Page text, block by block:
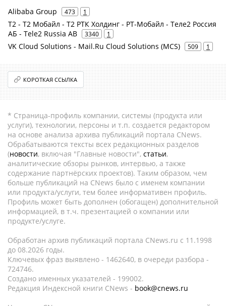
Alibaba Group 473 1
Т2 - Т2 Мобайл - Т2 РТК Холдинг - РТ-Мобайл - Теле2 Россия
АБ - Tele2 Russia AB
3340 1
VK Cloud Solutions - Mail.Ru Cloud Solutions (MCS) 509 1
КОРОТКАЯ ССЫЛКА
* Страница-профиль компании, системы (продукта или
услуги), технологии, персоны и т.п. создается редактором
на основе анализа архива публикаций портала CNews.
Обрабатываются тексты всех редакционных разделов
(новости, включая "Главные новости", статьи,
аналитические обзоры рынков, интервью, а также
содержание партнёрских проектов). Таким образом, чем
больше публикаций на CNews было с именем компании
или продукта/услуги, тем более информативен профиль.
Профиль может быть дополнен (обогащен) дополнительной
информацией, в т.ч. презентацией о компании или
продукте/услуге.
Обработан архив публикаций портала CNews.ru c 11.1998
до 08.2026 годы.
Ключевых фраз выявлено - 1462640, в очереди разбора -
724746.
Создано именных указателей - 199002.
Редакция Индексной книги CNews - book@cnews.ru